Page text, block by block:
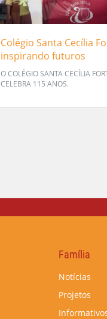
Colégio Santa Cecília
inspirando futuros
O COLÉGIO SANTA CECÍLIA
CELEBRA 115 ANOS.
Família
Notícias
Projetos